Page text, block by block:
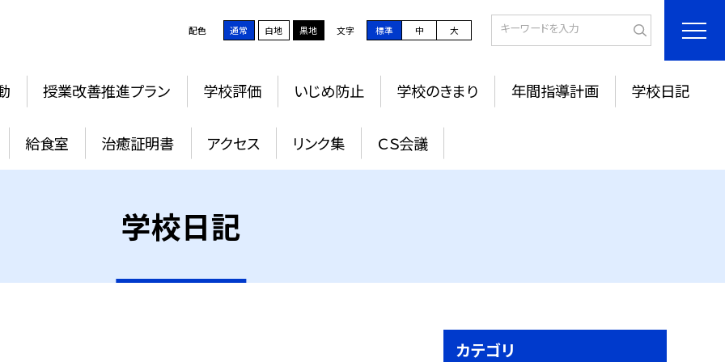
配色 通常 白地 黒地 文字 標準 中 大
授業改善推進プラン 学校評価 いじめ防止 学校のきまり 年間指導計画 学校日記
給食室 治癒証明書 アクセス リンク集 ＣＳ会議
学校日記
カテゴリ